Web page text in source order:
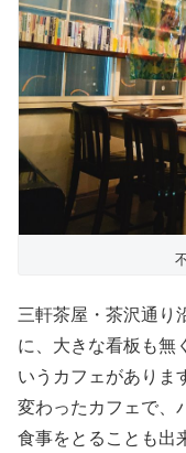
三軒茶屋・茶沢通り
に、大きな看板も無
いうカフェがありま
変わったカフェで、
食事をとることも出